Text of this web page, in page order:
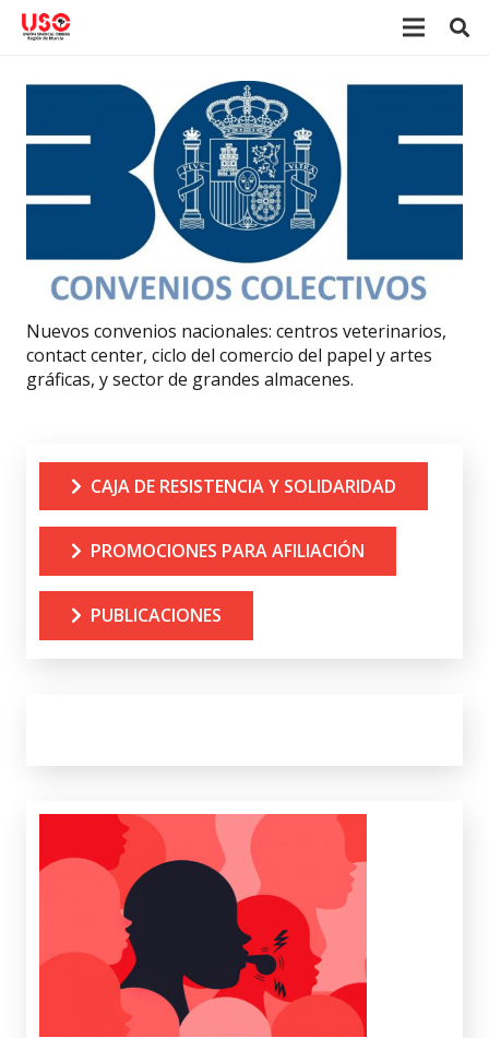
Nuevos convenios nacionales: centros veterinarios,
contact center, ciclo del comercio del papel y artes
gráficas, y sector de grandes almacenes.
CAJA DE RESISTENCIA Y SOLIDARIDAD
PROMOCIONES PARA AFILIACIÓN
PUBLICACIONES